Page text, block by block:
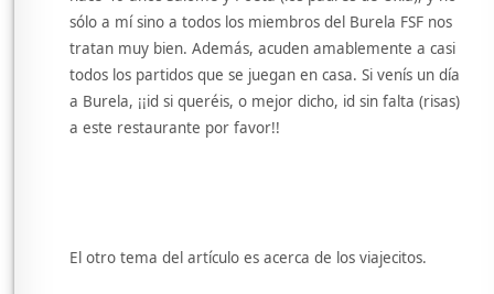
sólo a mí sino a todos los miembros del Burela FSF nos
tratan muy bien. Además, acuden amablemente a casi
todos los partidos que se juegan en casa. Si venís un día
a Burela, ¡¡id si queréis, o mejor dicho, id sin falta (risas)
a este restaurante por favor!!
El otro tema del artículo es acerca de los viajecitos.